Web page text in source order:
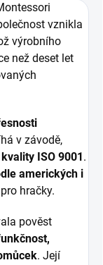
vznikla
výrobního
než deset let
v závodě,
ISO 9001 .
amerických i
pro hračky.
pověst
. Její